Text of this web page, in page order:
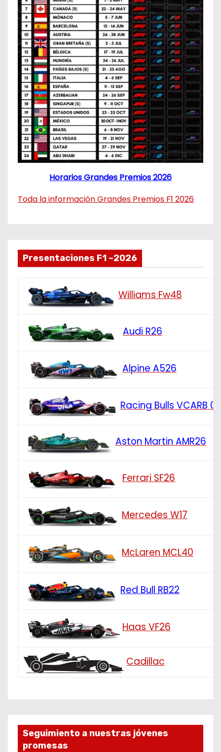
Horarios Grandes Premios 2026
Toda la información Grandes Premios F1 2026
Presentaciones F1 ~2026
Williams Fw48
Audi R26
Alpine A526
Racing Bulls VCARB 03
Aston Martin AMR26
Ferrari SF26
Mercedes W17
McLaren MCL40
Red Bull RB22
Haas VF26
Cadillac
Seguimiento a nuestras jóvenes
promesas